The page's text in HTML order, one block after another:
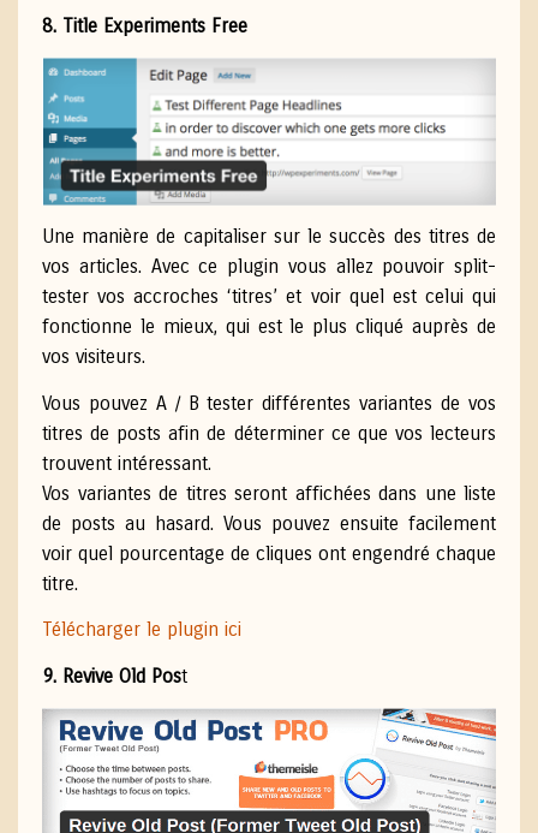
8. Title Experiments Free
Une manière de capitaliser sur le succès des titres de
vos articles. Avec ce plugin vous allez pouvoir split-
tester vos accroches ‘titres’ et voir quel est celui qui
fonctionne le mieux, qui est le plus cliqué auprès de
vos visiteurs.
Vous pouvez A / B tester différentes variantes de vos
titres de posts afin de déterminer ce que vos lecteurs
trouvent intéressant.
Vos variantes de titres seront affichées dans une liste
de posts au hasard. Vous pouvez ensuite facilement
voir quel pourcentage de cliques ont engendré chaque
titre.
Télécharger le plugin ici
9. Revive Old Post